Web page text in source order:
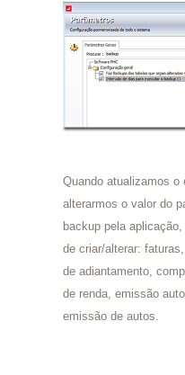
Quando atualizamos o
alterarmos o valor do
backup pela
de criar/alterar:
de adiantamento,
de renda, emissão
emissão de autos.